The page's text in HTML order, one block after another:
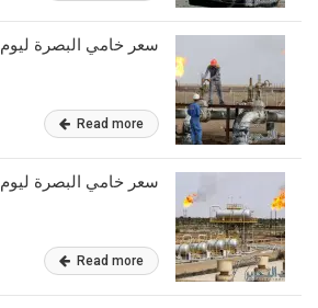
سعر خامي البصرة ليوم 28 ايلول 2023
Read more
سعر خامي البصرة ليوم 21 ايلول 2023
Read more